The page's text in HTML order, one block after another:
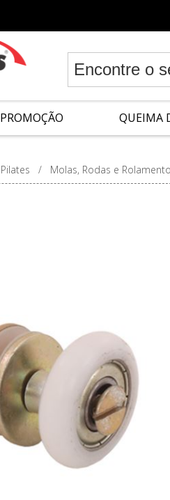
PROMOÇÃO QUEIMA
Pilates / Molas, Rodas e